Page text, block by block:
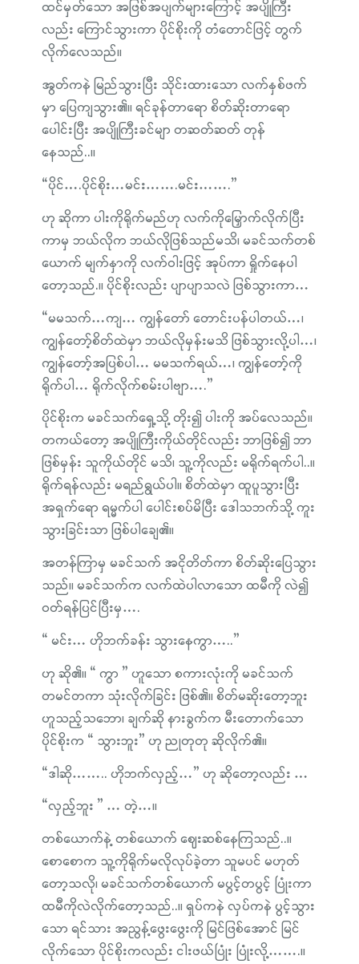
ထင်မှတ်သော အဖြစ်အပျက်များကြောင့် အပျိုကြီး
လည်း ကြောင်သွားကာ ပိုင်စိုးကို တံတောင်ဖြင့် တွက်
လိုက်လေသည်။
အွတ်ကနဲ မြည်သွားပြီး သိုင်းထားသော လက်နှစ်ဖက်
မှာ ပြေကျသွား၏။ ရင်ခုန်တာရော စိတ်ဆိုးတာရော
ပေါင်းပြီး အပျိုကြီးခင်မျာ တဆတ်ဆတ် တုန်
နေသည်..။
“ပိုင်….ပိုင်စိုး…မင်း…….မင်း…….”
ဟု ဆိုကာ ပါးကိုရိုက်မည်ဟု လက်ကိုမြှောက်လိုက်ပြီး
ကာမှ ဘယ်လိုက ဘယ်လိုဖြစ်သည်မသိ၊ မခင်သက်တစ်
ယောက် မျက်နှာကို လက်ဝါးဖြင့် အုပ်ကာ ရှိုက်နေပါ
တော့သည်.။ ပိုင်စိုးလည်း ပျာပျာသလဲ ဖြစ်သွားကာ…
“မမသက်…ကျ… ကျွန်တော် တောင်းပန်ပါတယ်…၊
ကျွန်တော့်စိတ်ထဲမှာ ဘယ်လိုမှန်းမသိ ဖြစ်သွားလို့ပါ…၊
ကျွန်တော့်အပြစ်ပါ… မမသက်ရယ်…၊ ကျွန်တော့်ကို
ရိုက်ပါ… ရိုက်လိုက်စမ်းပါဗျာ….”
ပိုင်စိုးက မခင်သက်ရှေ့သို့ တိုး၍ ပါးကို အပ်လေသည်။
တကယ်တော့ အပျိုကြီးကိုယ်တိုင်လည်း ဘာဖြစ်၍ ဘာ
ဖြစ်မှန်း သူကိုယ်တိုင် မသိ၊ သူ့ကိုလည်း မရိုက်ရက်ပါ..။
ရိုက်ရန်လည်း မရည်ရွယ်ပါ။ စိတ်ထဲမှာ ထူပူသွားပြီး
အရှက်ရော ရမ္မက်ပါ ပေါင်းစပ်မိပြီး ဒေါသဘက်သို့ ကူး
သွားခြင်းသာ ဖြစ်ပါချေ၏။
အတန်ကြာမှ မခင်သက် အငိုတိတ်ကာ စိတ်ဆိုးပြေသွား
သည်။ မခင်သက်က လက်ထဲပါလာသော ထမီကို လဲ၍
ဝတ်ရန်ပြင်ပြီးမှ….
“ မင်း… ဟိုဘက်ခန်း သွားနေကွာ…..”
ဟု ဆို၏။ “ ကွာ ” ဟူသော စကားလုံးကို မခင်သက်
တမင်တကာ သုံးလိုက်ခြင်း ဖြစ်၏။ စိတ်မဆိုးတော့ဘူး
ဟူသည့်သဘော၊ ချက်ဆို နားခွက်က မီးတောက်သော
ပိုင်စိုးက “ သွားဘူး” ဟု ညုတုတု ဆိုလိုက်၏။
“ဒါဆို…….. ဟိုဘက်လှည့်…” ဟု ဆိုတော့လည်း …
“လှည့်ဘူး ” … တဲ့…။
တစ်ယောက်နဲ့ တစ်ယောက် ဈေးဆစ်နေကြသည်..။
စောစောက သူ့ကိုရိုက်မလိုလုပ်ခဲ့တာ သူမပင် မဟုတ်
တော့သလို၊ မခင်သက်တစ်ယောက် မပွင့်တပွင့် ပြုံးကာ
ထမီကိုလဲလိုက်တော့သည်..။ ရှပ်ကနဲ လှပ်ကနဲ ပွင့်သွား
သော ရင်သား အညွန့်ဖွေးဖွေးကို မြင်ဖြစ်အောင် မြင်
လိုက်သော ပိုင်စိုးကလည်း ငါးဖယ်ပြုံး ပြုံးလို့…….။